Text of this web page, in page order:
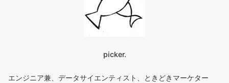
picker.
エンジニア兼、データサイエンティスト、ときどきマーケター